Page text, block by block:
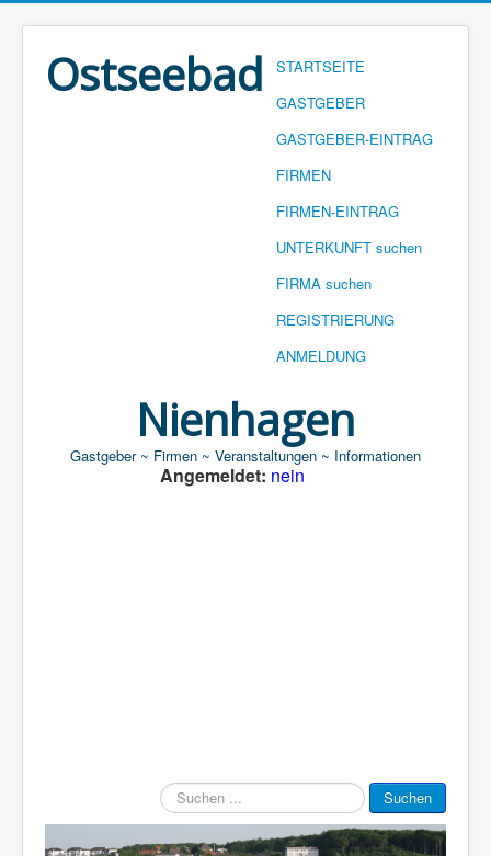
STARTSEITE
GASTGEBER
GASTGEBER-EINTRAG
FIRMEN
FIRMEN-EINTRAG
UNTERKUNFT suchen
FIRMA suchen
REGISTRIERUNG
ANMELDUNG
Ostseebad
Nienhagen
Gastgeber ~ Firmen ~ Veranstaltungen ~ Informationen
Angemeldet: nein
Suchen
...
Suchen